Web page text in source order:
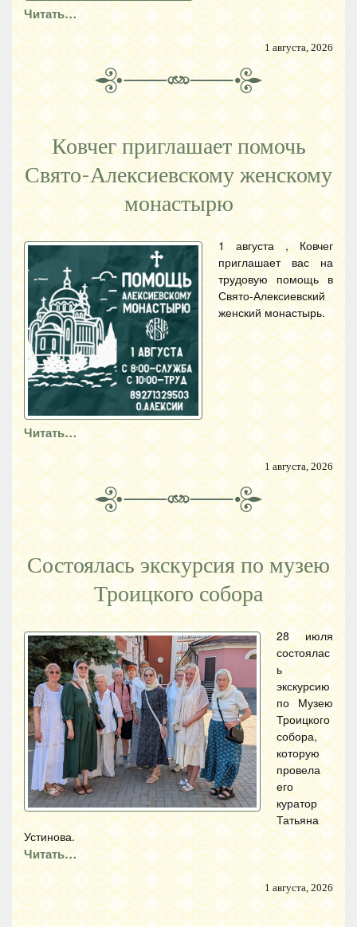
Читать…
1 августа, 2026
Ковчег приглашает помочь
Свято-Алексиевскому женскому
монастырю
1 августа , Ковчег
приглашает вас на
трудовую помощь в
Свято-Алексиевский
женский монастырь.
Читать…
1 августа, 2026
Состоялась экскурсия по музею
Троицкого собора
28 июля
состоялас
ь
экскурсию
по Музею
Троицкого
собора,
которую
провела
его
куратор
Татьяна
Устинова.
Читать…
1 августа, 2026